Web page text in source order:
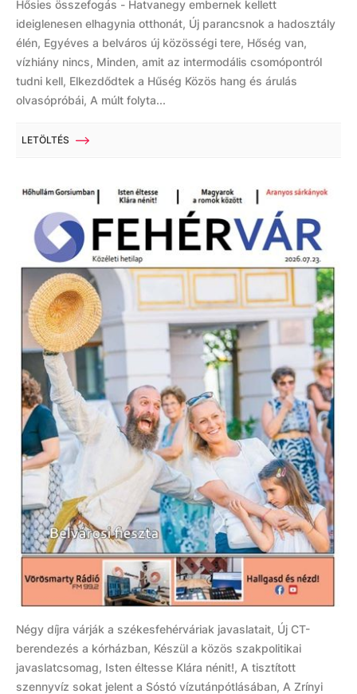
Hősies összefogás - Hatvanegy embernek kellett
ideiglenesen elhagynia otthonát, Új parancsnok a hadosztály
élén, Egyéves a belváros új közösségi tere, Hőség van,
vízhiány nincs, Minden, amit az intermodális csomópontról
tudni kell, Elkezdődtek a Hűség Közös hang és árulás
olvasópróbái, A múlt folyta...
LETÖLTÉS
Négy díjra várják a székesfehérváriak javaslatait, Új CT-
berendezés a kórházban, Készül a közös szakpolitikai
javaslatcsomag, Isten éltesse Klára nénit!, A tisztított
szennyvíz sokat jelent a Sóstó vízutánpótlásában, A Zrínyi